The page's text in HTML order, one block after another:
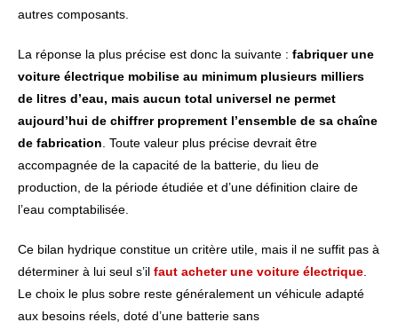
autres composants.
La réponse la plus précise est donc la suivante : fabriquer une
voiture électrique mobilise au minimum plusieurs milliers
de litres d’eau, mais aucun total universel ne permet
aujourd’hui de chiffrer proprement l’ensemble de sa chaîne
de fabrication . Toute valeur plus précise devrait être
accompagnée de la capacité de la batterie, du lieu de
production, de la période étudiée et d’une définition claire de
l’eau comptabilisée.
Ce bilan hydrique constitue un critère utile, mais il ne suffit pas à
déterminer à lui seul s’il faut acheter une voiture électrique
Le choix le plus sobre reste généralement un véhicule adapté
aux besoins réels, doté d’une batterie sans